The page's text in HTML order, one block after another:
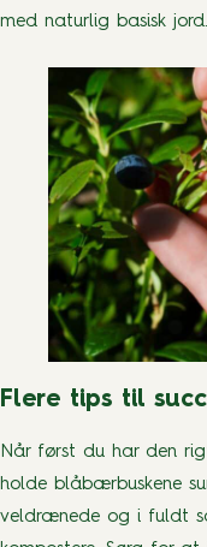
med naturlig basisk jord.
Flere tips til
Når først du har den
holde blåbærbuskene
veldrænede og i fuldt